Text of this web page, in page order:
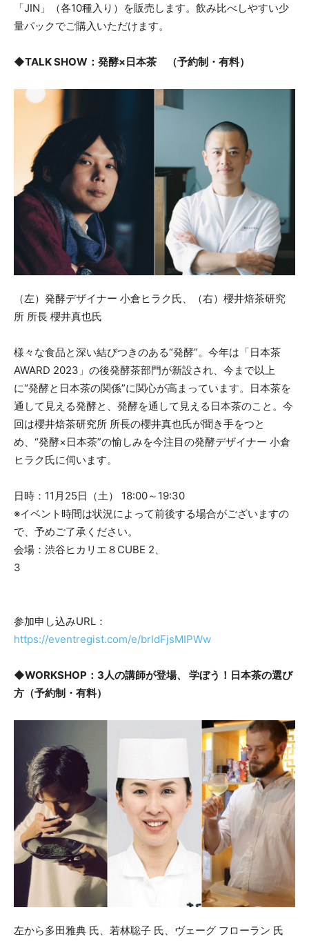
「JIN」（各10種入り）を販売します。飲み比べしやすい少
量パックでご購入いただけます。
◆TALK SHOW：発酵×日本茶 （予約制・有料）
（左）発酵デザイナー 小倉ヒラク氏、（右）櫻井焙茶研究
所 所長 櫻井真也氏
様々な食品と深い結びつきのある“発酵”。今年は「日本茶
AWARD 2023」の後発酵茶部門が新設され、今まで以上
に“発酵と日本茶の関係”に関心が高まっています。日本茶を
通して見える発酵と、発酵を通して見える日本茶のこと。今
回は櫻井焙茶研究所 所長の櫻井真也氏が聞き手をつと
め、“発酵×日本茶”の愉しみを今注目の発酵デザイナー 小倉
ヒラク氏に伺います。
日時：11月25日（土） 18:00～19:30
※イベント時間は状況によって前後する場合がございますの
で、予めご了承ください。
会場：渋谷ヒカリエ８CUBE 2、
3
参加申し込みURL：
https://eventregist.com/e/brIdFjsMIPWw
◆WORKSHOP：3人の講師が登場、 学ぼう！日本茶の選び
方（予約制・有料）
左から多田雅典 氏、若林聡子 氏、ヴェーグ フローラン 氏